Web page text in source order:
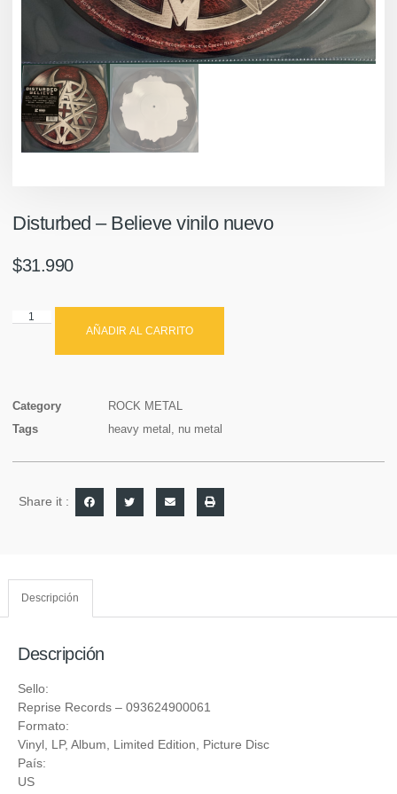
Disturbed ‎– Believe vinilo nuevo
$31.990
AÑADIR AL CARRITO
Category
ROCK METAL
Tags
heavy metal , nu metal
Share it :
Descripción
Descripción
Sello:
Reprise Records ‎– 093624900061
Formato:
Vinyl , LP, Album, Limited Edition, Picture Disc
País:
US